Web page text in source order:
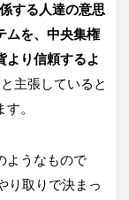
する人達の意思
ムを、中央集権
より信頼するよ
と主張していると
。
ようなもので
り取りで決まっ